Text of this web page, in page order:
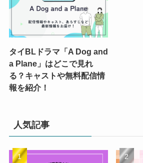
タイBLドラマ「A Dog and
a Plane」はどこで見れ
る？キャストや無料配信情
報を紹介！
人気記事